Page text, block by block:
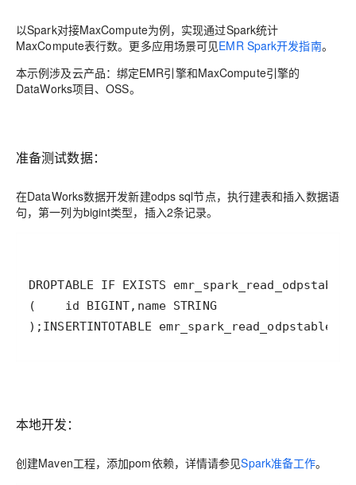
以Spark对接MaxCompute为例，实现通过Spark统计
MaxCompute表行数。更多应用场景可见EMR Spark开发指南。
本示例涉及云产品：绑定EMR引擎和MaxCompute引擎的
DataWorks项目、OSS。
准备测试数据：
在DataWorks数据开发新建odps sql节点，执行建表和插入数据语
句，第一列为bigint类型，插入2条记录。
DROPTABLE IF EXISTS emr_spark_read_odpstable
(
    id
BIGINT,
) ; INSERTINTOTABLE emr_spark_read_odpstable
本地开发：
创建Maven工程，添加pom依赖，详情请参见Spark准备工作。